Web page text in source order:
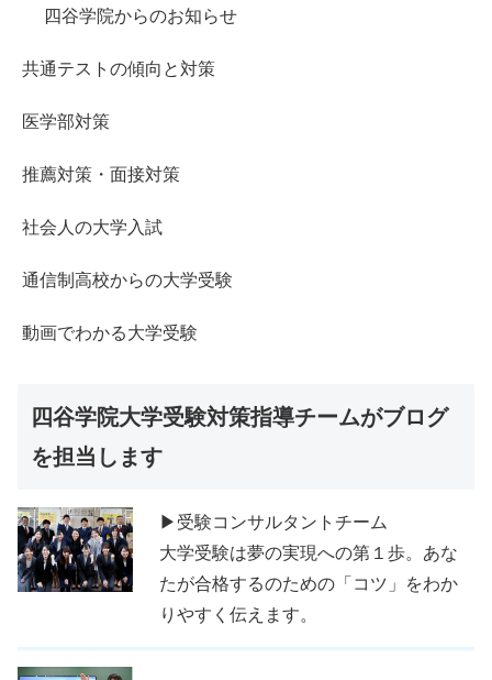
四谷学院からのお知らせ
共通テストの傾向と対策
医学部対策
推薦対策・面接対策
社会人の大学入試
通信制高校からの大学受験
動画でわかる大学受験
四谷学院大学受験対策指導チームがブログ
を担当します
▶受験コンサルタントチーム
大学受験は夢の実現への第１歩。あな
たが合格するのための「コツ」をわか
りやすく伝えます。